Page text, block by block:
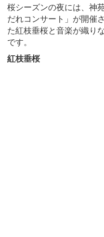
桜シーズンの夜には、神
だれコンサート」が開催
た紅枝垂桜と音楽が織り
です。
紅枝垂桜